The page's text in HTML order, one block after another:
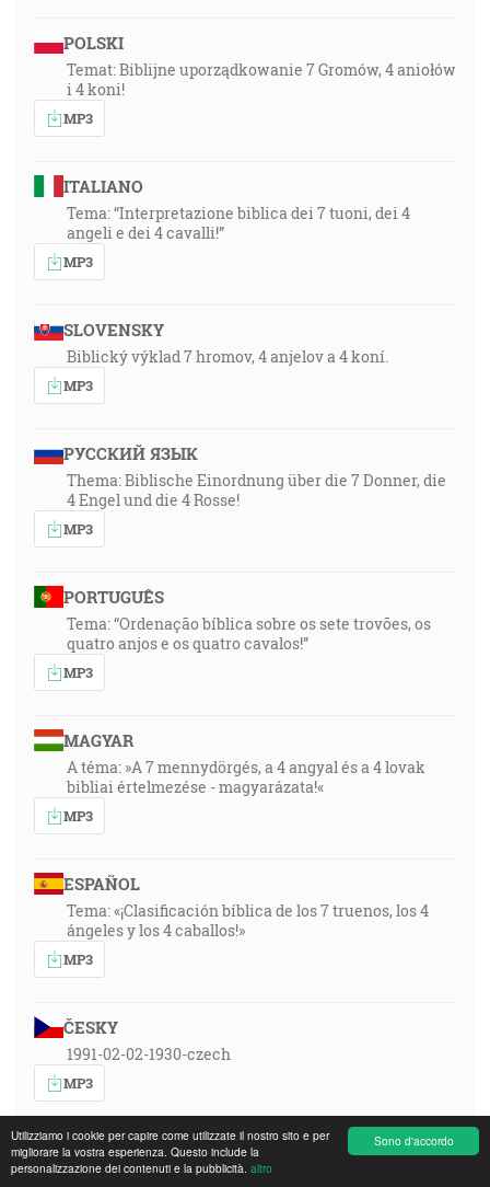
Sono d'accordo
Utilizziamo i cookie per capire come utilizzate il nostro sito e per
migliorare la vostra esperienza. Questo include la
personalizzazione dei contenuti e la pubblicità. altro
POLSKI
Temat: Biblijne uporządkowanie 7 Gromów, 4 aniołów
i 4 koni!
MP3
ITALIANO
Tema: “Interpretazione biblica dei 7 tuoni, dei 4
angeli e dei 4 cavalli!”
MP3
SLOVENSKY
Biblický výklad 7 hromov, 4 anjelov a 4 koní.
MP3
РУССКИЙ ЯЗЫК
Thema: Biblische Einordnung über die 7 Donner, die
4 Engel und die 4 Rosse!
MP3
PORTUGUÊS
Tema: “Ordenação bíblica sobre os sete trovões, os
quatro anjos e os quatro cavalos!”
MP3
MAGYAR
A téma: »A 7 mennydörgés, a 4 angyal és a 4 lovak
bibliai értelmezése - magyarázata!«
MP3
ESPAÑOL
Tema: «¡Clasificación bíblica de los 7 truenos, los 4
ángeles y los 4 caballos!»
MP3
ČESKY
1991-02-02-1930-czech
MP3
SWAHILI DRC